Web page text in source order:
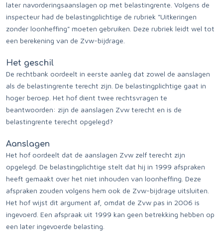
later navorderingsaanslagen op met belastingrente. Volgens de
inspecteur had de belastingplichtige de rubriek "Uitkeringen
zonder loonheffing" moeten gebruiken. Deze rubriek leidt wel tot
een berekening van de Zvw-bijdrage.
Het geschil
De rechtbank oordeelt in eerste aanleg dat zowel de aanslagen
als de belastingrente terecht zijn. De belastingplichtige gaat in
hoger beroep. Het hof dient twee rechtsvragen te
beantwoorden: zijn de aanslagen Zvw terecht en is de
belastingrente terecht opgelegd?
Aanslagen
Het hof oordeelt dat de aanslagen Zvw zelf terecht zijn
opgelegd. De belastingplichtige stelt dat hij in 1999 afspraken
heeft gemaakt over het niet inhouden van loonheffing. Deze
afspraken zouden volgens hem ook de Zvw-bijdrage uitsluiten.
Het hof wijst dit argument af, omdat de Zvw pas in 2006 is
ingevoerd. Een afspraak uit 1999 kan geen betrekking hebben op
een later ingevoerde belasting.